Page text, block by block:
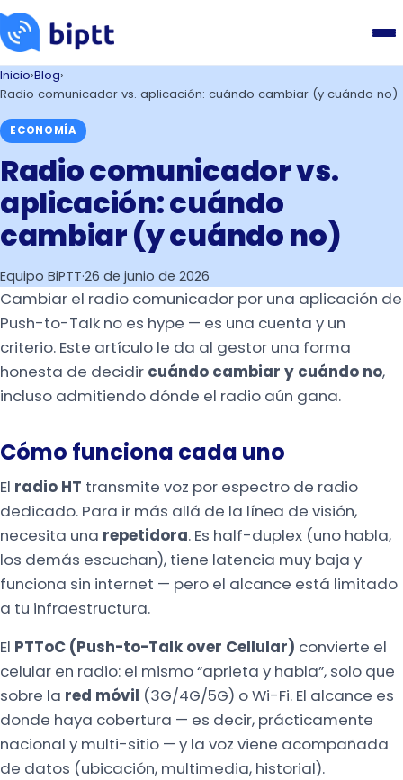
Inicio›Blog›
Radio comunicador vs. aplicación: cuándo cambiar (y cuándo no)
ECONOMÍA
Radio comunicador vs.
aplicación: cuándo
cambiar (y cuándo no)
Equipo BiPTT·26 de junio de 2026
Cambiar el radio comunicador por una aplicación de
Push-to-Talk no es hype — es una cuenta y un
criterio. Este artículo le da al gestor una forma
honesta de decidir cuándo cambiar y cuándo no,
incluso admitiendo dónde el radio aún gana.
Cómo funciona cada uno
El radio HT transmite voz por espectro de radio
dedicado. Para ir más allá de la línea de visión,
necesita una repetidora. Es half-duplex (uno habla,
los demás escuchan), tiene latencia muy baja y
funciona sin internet — pero el alcance está limitado
a tu infraestructura.
El PTToC (Push-to-Talk over Cellular) convierte el
celular en radio: el mismo “aprieta y habla”, solo que
sobre la red móvil (3G/4G/5G) o Wi-Fi. El alcance es
donde haya cobertura — es decir, prácticamente
nacional y multi-sitio — y la voz viene acompañada
de datos (ubicación, multimedia, historial).